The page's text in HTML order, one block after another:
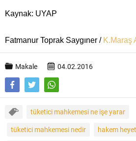
Kaynak: UYAP
Fatmanur Toprak Saygıner / K.Maraş
Makale 04.02.2016
tüketici mahkemesi ne işe yarar
tüketici mahkemesi nedir
hakem